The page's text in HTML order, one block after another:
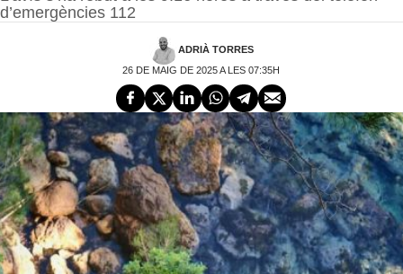
d’emergències 112
ADRIÀ TORRES
26 DE MAIG DE 2025 A LES 07:35H